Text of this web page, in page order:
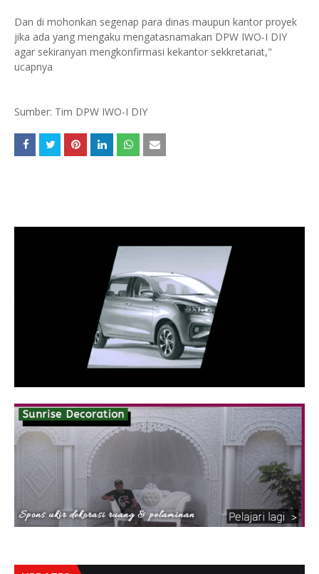
Dan di mohonkan segenap para dinas maupun kantor proyek
jika ada yang mengaku mengatasnamakan DPW IWO-I DIY
agar sekiranyan mengkonfirmasi kekantor sekkretariat,"
ucapnya
Sumber: Tim DPW IWO-I DIY